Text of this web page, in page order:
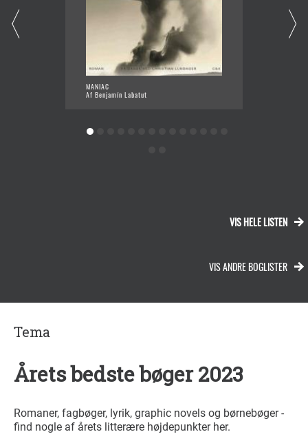
MANIAC
Af Benjamín Labatut
VIS HELE LISTEN
VIS ANDRE BOGLISTER
Tema
Årets bedste bøger 2023
Romaner, fagbøger, lyrik, graphic novels og børnebøger -
find nogle af årets litterære højdepunkter her.